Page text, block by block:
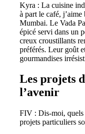
Kyra : La cuisine
à part le café,
Mumbai. Le Vada
épicé servi dans un
creux croustillants
préférés. Leur goût
gourmandises
Les projets
l’avenir
FIV : Dis-moi, quels
projets particuliers